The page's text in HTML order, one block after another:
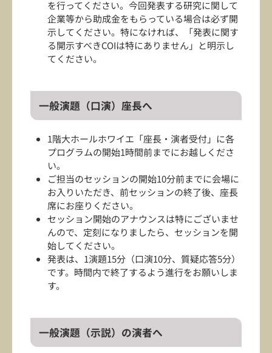
を行ってください。今回発表する研究に関して
企業等から助成金をもらっている場合は必ず開
示してください。特になければ、「発表に関す
る開示すべきCOIは特にありません」と明示し
てください。
一般演題（口演）座長へ
1階大ホールホワイエ「座長・演者受付」に各
プログラムの開始1時間前までにお越しくださ
い。
ご担当のセッションの開始10分前までに会場に
お入りいただき、前セッションの終了後、座長
席にお座りください。
セッション開始のアナウンスは特にございませ
んので、定刻になりましたら、セッションを開
始してください。
発表は、1演題15分（口演10分、質疑応答5分）
です。時間内で終了するよう進行をお願いしま
す。
一般演題（示説）の演者へ